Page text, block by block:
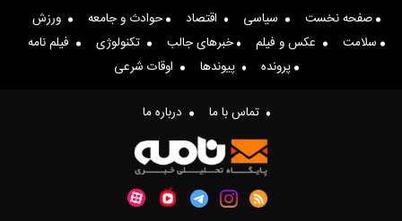
اقتصاد حوادث و جامعه
ورزش
خبرهای جالب
تکنولوژی
فیلم نامه
اوقات شرعی